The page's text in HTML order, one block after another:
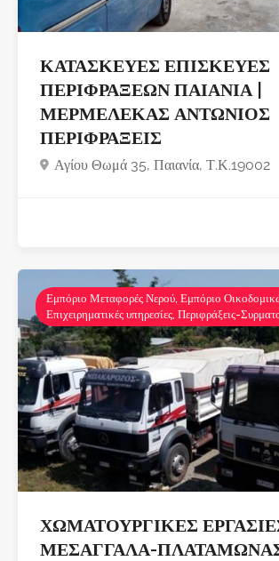
ΚΑΤΑΣΚΕΥΕΣ ΕΠΙΣΚΕΥΕΣ
ΠΕΡΙΦΡΑΞΕΩΝ ΠΑΙΑΝΙΑ |
ΜΕΡΜΕΛΕΚΑΣ ΑΝΤΩΝΙΟΣ
ΠΕΡΙΦΡΑΞΕΙΣ
Αγίου Θωμά 35, Παιανία, Τ.Κ.19002
Εμπόριο Μεταφορές Νερού, Εμπόριο
Επιχειρηματικές υπηρεσίες, Περιφράξεις-
ΧΩΜΑΤΟΥΡΓΙΚΕΣ
ΜΕΣΑΓΓΑΛΑ-